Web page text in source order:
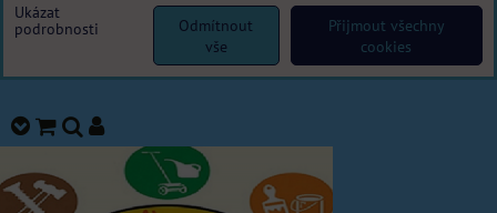
Ukázat
podrobnosti
Přijmout všechny
cookies
Odmítnout
vše